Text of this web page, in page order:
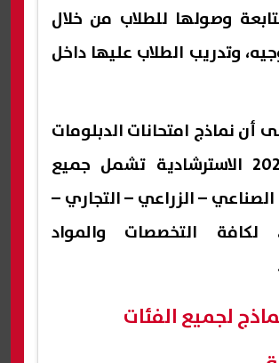
وصولها للطلاب من خلال
وتدريب الطلاب عليها داخل
أن نماذج امتحانات الدبلومات
الفنية 2026 الاسترشادية تشمل جميع
الصناعي – الزراعي – التجاري –
لكافة التخصصات والمواد
لجميع الفئات